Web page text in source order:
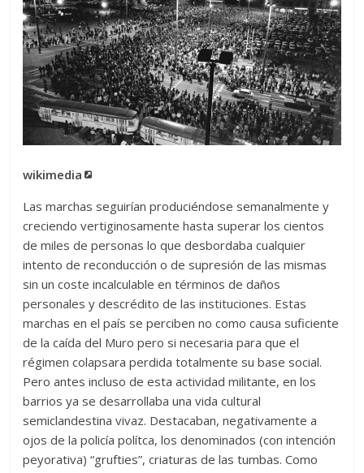
wikimedia
Las marchas seguirían produciéndose semanalmente y
creciendo vertiginosamente hasta superar los cientos
de miles de personas lo que desbordaba cualquier
intento de reconducción o de supresión de las mismas
sin un coste incalculable en términos de daños
personales y descrédito de las instituciones. Estas
marchas en el país se perciben no como causa suficiente
de la caída del Muro pero si necesaria para que el
régimen colapsara perdida totalmente su base social.
Pero antes incluso de esta actividad militante, en los
barrios ya se desarrollaba una vida cultural
semiclandestina vivaz. Destacaban, negativamente a
ojos de la policía polítca, los denominados (con intención
peyorativa) “grufties”, criaturas de las tumbas. Como